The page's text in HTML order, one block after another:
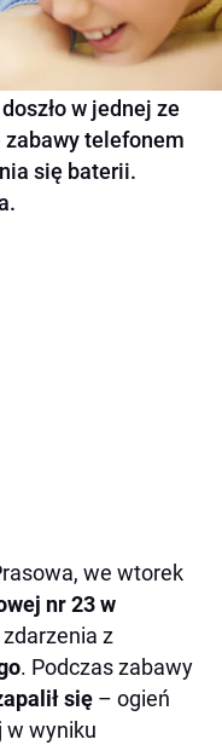
w jednej ze
zabawy telefonem
się baterii.
we wtorek
nr 23 w
z
. Podczas zabawy
się – ogień
w wyniku